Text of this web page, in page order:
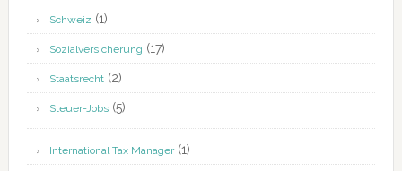
Schweiz (1)
Sozialversicherung (17)
Staatsrecht(2)
Steuer-Jobs(5)
International Tax Manager(1)